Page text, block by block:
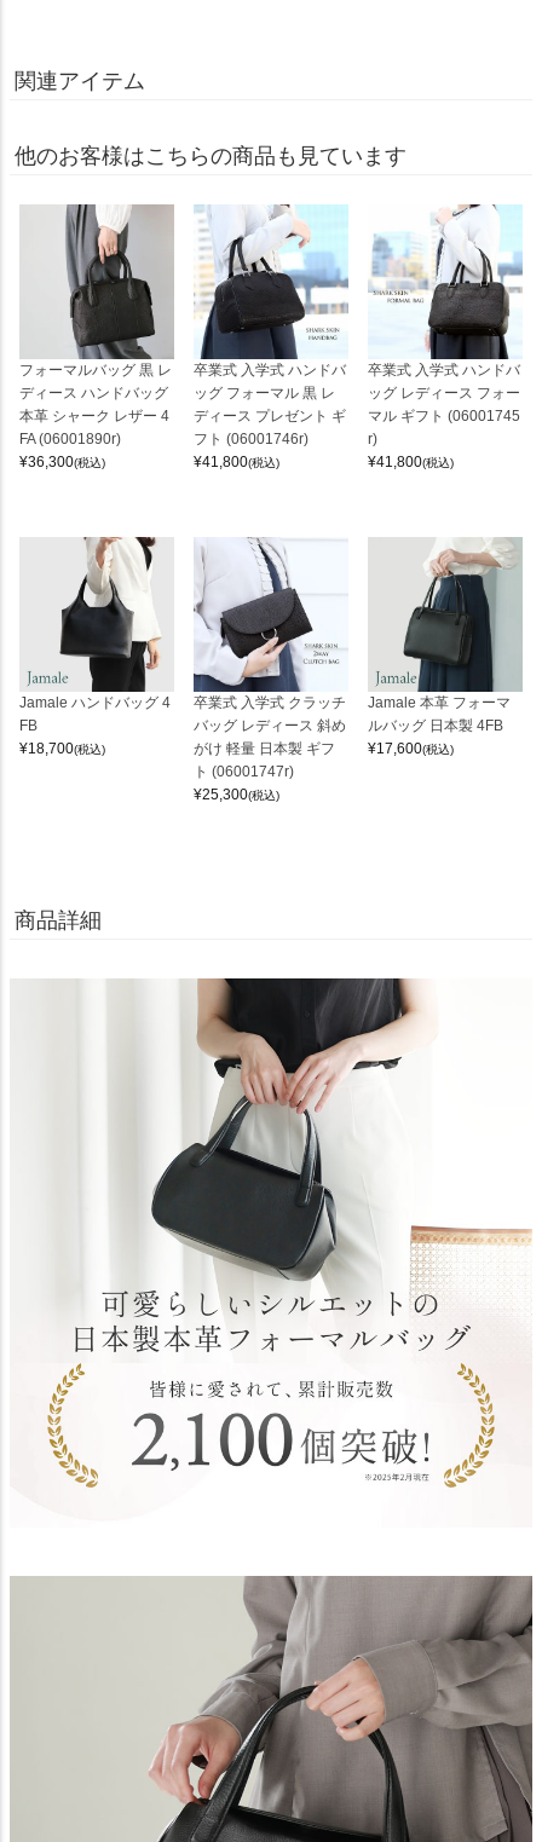
関連アイテム
他のお客様はこちらの商品も見ています
フォーマルバッグ 黒 レ
ディース ハンドバッグ
本革 シャーク レザー 4
FA (06001890r)
¥36,300(税込)
卒業式 入学式 ハンドバ
ッグ フォーマル 黒 レ
ディース プレゼント ギ
フト (06001746r)
¥41,800(税込)
卒業式 入学式 ハンドバ
ッグ レディース フォー
マル ギフト (06001745
r)
¥41,800(税込)
Jamale ハンドバッグ 4
FB
¥18,700(税込)
卒業式 入学式 クラッチ
バッグ レディース 斜め
がけ 軽量 日本製 ギフ
ト (06001747r)
¥25,300(税込)
Jamale 本革 フォーマ
ルバッグ 日本製 4FB
¥17,600(税込)
商品詳細